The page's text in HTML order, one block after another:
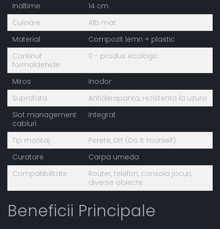
Inaltime
14 cm
Culoare
Alb mat
Material
Compozit lemn + plastic
Continut
formaldehide
0 - produs ecologic
Miros
Inodor
Suprafata
Antiderapanta, rezistenta la uzura
Slot management
cabluri
Integrat
Tip montaj
Perete, DIY (Do It Yourself)
Curatare
Carpa umeda
Compatibilitate
Router, telefon, consola jocuri,
diverse obiecte
Beneficii Principale